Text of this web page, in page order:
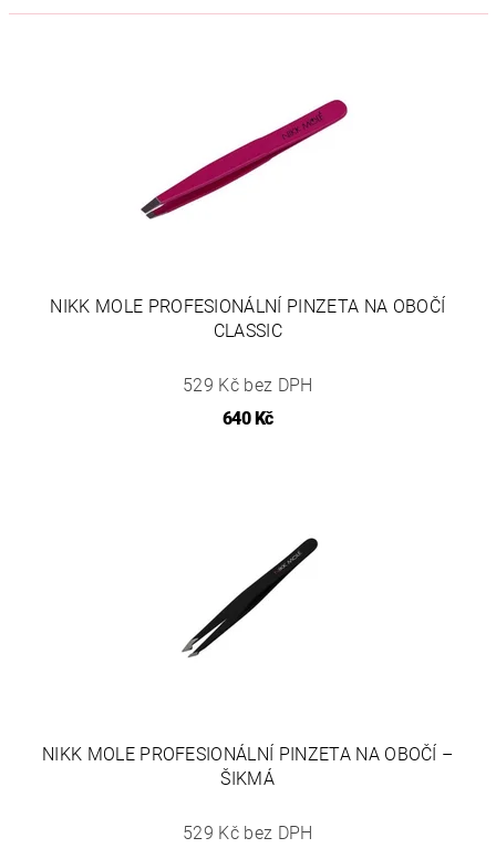
NIKK MOLE PROFESIONÁLNÍ PINZETA NA OBOČÍ
CLASSIC
529 Kč bez DPH
640 Kč
NIKK MOLE PROFESIONÁLNÍ PINZETA NA OBOČÍ –
ŠIKMÁ
529 Kč bez DPH